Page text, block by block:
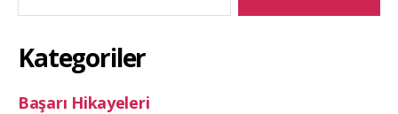
Kategoriler
Başarı Hikayeleri